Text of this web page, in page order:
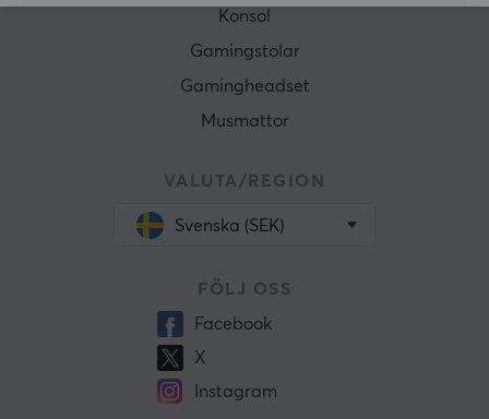
Konsol
Gamingstolar
Gamingheadset
Musmattor
VALUTA/REGION
Svenska (SEK)
FÖLJ OSS
Facebook
X
Instagram